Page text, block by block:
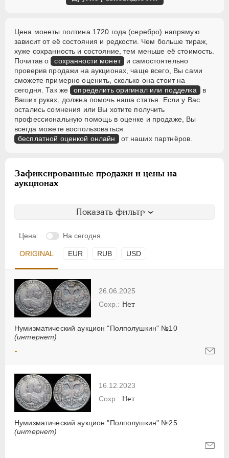
Цена монеты полтина 1720 года (серебро) напрямую
зависит от её состояния и редкости. Чем больше тираж,
хуже сохранность и состояние, тем меньше её стоимость.
Почитав о сохранности монет и самостоятельно
проверив продажи на аукционах, чаще всего, Вы сами
сможете примерно оценить, сколько она стоит на
сегодня. Так же определить оригинал или подделка в
Ваших руках, должна помочь наша статья. Если у Вас
остались сомнения или Вы хотите получить
профессиональную помощь в оценке и продаже, Вы
всегда можете воспользоваться
бесплатной оценкой онлайн от наших партнёров.
Зафиксированные продажи и цены на
аукционах
Показать фильтр
Цена: На сегодня
ORIGINAL EUR RUB USD
26.06.2025
Нумизматический аукцион "Полполушкин" №10
(интернет)
Нет
-
16.12.2023
Нумизматический аукцион "Полполушкин" №25
(интернет)
Нет
-